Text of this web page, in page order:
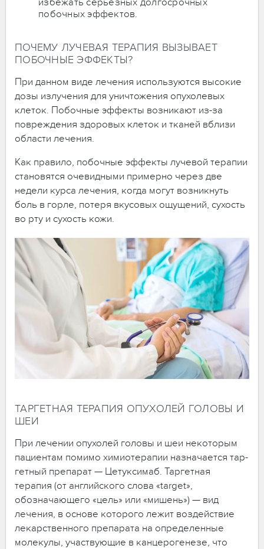
избежать серьезных долгосрочных
побочных эффектов.
ПОЧЕМУ ЛУЧЕВАЯ ТЕРАПИЯ ВЫЗЫВАЕТ
ПОБОЧНЫЕ ЭФФЕКТЫ?
При данном виде лечения используются высокие
дозы излучения для уничтожения опухолевых
клеток. Побочные эффекты возникают из-за
повреждения здоровых клеток и тканей вблизи
области лечения.
Как правило, побочные эффекты лучевой терапии
становятся очевидными примерно через две
недели курса лечения, когда могут возникнуть
боль в горле, потеря вкусовых ощущений, сухость
во рту и сухость кожи.
ТАРГЕТНАЯ ТЕРАПИЯ ОПУХОЛЕЙ ГОЛОВЫ И
ШЕИ
При лечении опухолей головы и шеи некоторым
пациентам помимо химиотерапии назначается тар-
гетный препарат — Цетуксимаб. Таргетная
терапия (от английского слова «target»,
обозначающего «цель» или «мишень») — вид
лечения, в основе которого лежит воздействие
лекарственного препарата на определенные
молекулы, участвующие в канцерогенезе, что